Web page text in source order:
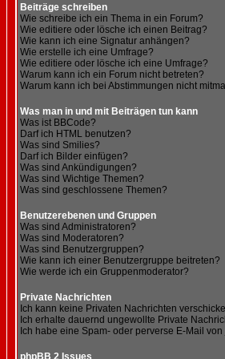
Beiträge schreiben
Wie schreibe ich ein Thema in ein Forum?
Wie editiere oder lösche ich einen Beitrag?
Wie kann ich eine Signatur anhängen?
Wie erstelle ich eine Umfrage?
Wie editiere oder lösche ich eine Umfrage?
Warum kann ich ein Forum nicht betreten?
Warum kann ich bei Abstimmungen nicht
Was man in und mit Beiträgen tun kann
Was ist BBCode?
Darf ich HTML benutzen?
Was sind Smilies?
Darf ich Bilder einfügen?
Was sind Ankündigungen?
Was sind Wichtige Themen?
Was sind geschlossene Themen?
Benutzerebenen und Gruppen
Was sind Administratoren?
Was sind Moderatoren?
Was sind Benutzergruppen?
Wie kann ich einer Benutzergruppe beitreten?
Wie werde ich ein Gruppenmoderator?
Private Nachrichten
Ich kann keine Privaten Nachrichten
Ich erhalte dauernd ungewollte Private
Ich habe eine Spam- oder perverse E-Mail
phpBB 2 Issues